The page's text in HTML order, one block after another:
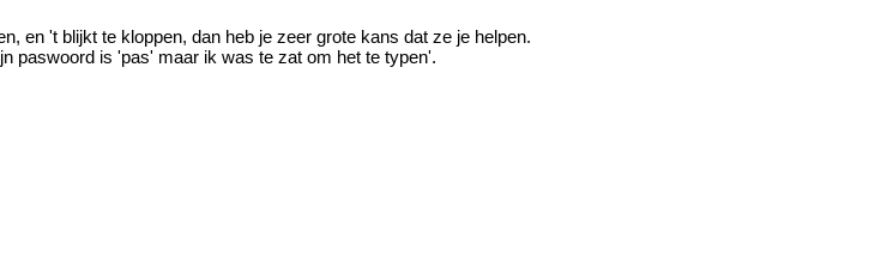
en 't blijkt te kloppen, dan heb je zeer grote kans dat ze je helpen.
paswoord is 'pas' maar ik was te zat om het te typen'.